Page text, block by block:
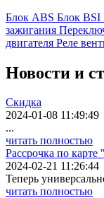
Блок ABS Блок BSI
зажигания
двигателя Реле
Новости и
Скидка
2024-01-08 11:49:49
...
читать полностью
Рассрочка по карте
2024-02-21 11:26:44
Теперь
читать полностью